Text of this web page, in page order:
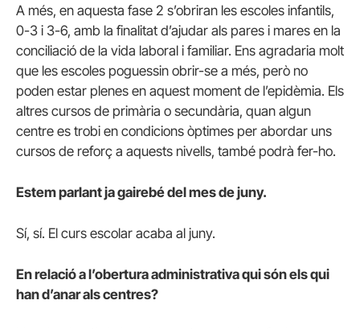
A més, en aquesta fase 2 s’obriran les escoles infantils,
0-3 i 3-6, amb la finalitat d’ajudar als pares i mares en la
conciliació de la vida laboral i familiar. Ens agradaria molt
que les escoles poguessin obrir-se a més, però no
poden estar plenes en aquest moment de l’epidèmia. Els
altres cursos de primària o secundària, quan algun
centre es trobi en condicions òptimes per abordar uns
cursos de reforç a aquests nivells, també podrà fer-ho.
Estem parlant ja gairebé del mes de juny.
Sí, sí. El curs escolar acaba al juny.
En relació a l’obertura administrativa qui són els qui
han d’anar als centres?